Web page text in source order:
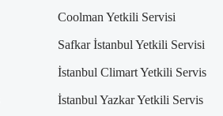
Coolman Yetkili Servisi
Safkar İstanbul Yetkili Servisi
İstanbul Climart Yetkili Servis
İstanbul Yazkar Yetkili Servis